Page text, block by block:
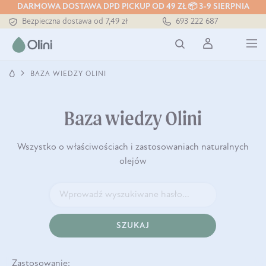
DARMOWA DOSTAWA DPD PICKUP OD 49 ZŁ 📦 3-9 SIERPNIA
Tłoczony zawsze na zimno
Bezpieczna dostawa od 7,49 zł
Tłoczony zawsze na zimno
693 222 687
BAZA WIEDZY OLINI
Baza wiedzy Olini
Wszystko o właściwościach i zastosowaniach naturalnych
olejów
SZUKAJ
Zastosowanie: